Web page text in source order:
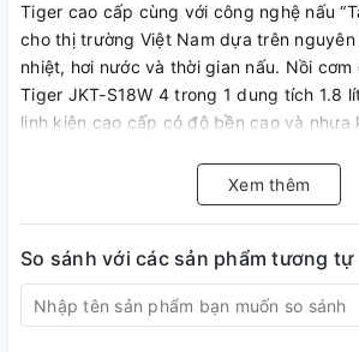
Tiger cao cấp cùng với công nghệ nấu
cho thị trường Việt Nam dựa trên
nhiệt, hơi nước và thời gian nấu. Nồi
Tiger JKT-S18W 4 trong 1 dung tích 1.8
linh kiện cao cấp có độ bền cao và nhựa
trọng, hiện đại và an toàn luôn luôn có
Xem thêm
So sánh với các sản phẩm tương tự